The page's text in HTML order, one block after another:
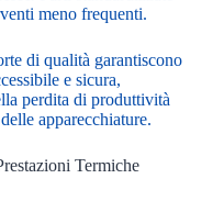
meno frequenti.
di qualità garantiscono
e sicura,
perdita di produttività
apparecchiature.
Termiche